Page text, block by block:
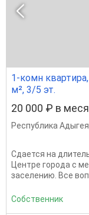
1-комн
м², 3/5 эт.
20 000 ₽ в
Республика Адыгея
Сдается на
Центре города с
заселению. Все
Собственник